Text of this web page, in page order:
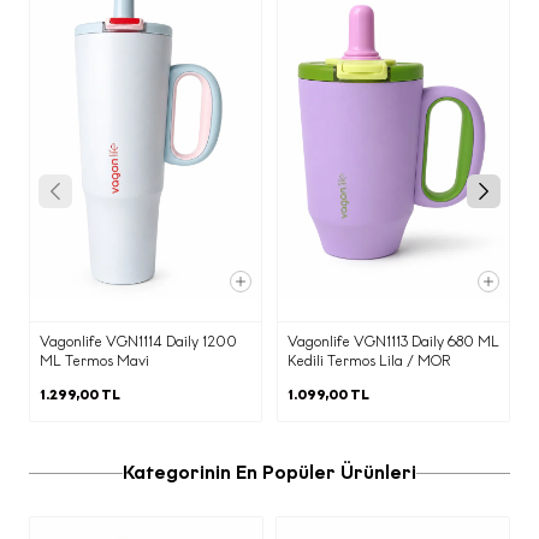
Vagonlife VGN1114 Daily 1200
ML Termos Mavi
1.299,00 TL
Vagonlife VGN1113 Daily 680 ML
Kedili Termos Lila / MOR
1.099,00 TL
Kategorinin En Popüler Ürünleri
Siz değerli çevrimiçi ziyaretçilerimize
reklam ve pazarlama amaçlı iletilerin
gönderilmesi kapsamında e-postanızı
paylaşmanız ile elde edilen kişisel
verileriniz aşağıda belirtilen amaçlar
kapsamında işlenmektedir.
Ürün/hizmet pazarlama süreçlerinin
yürütülmesi, Ecrou ürünleri ve güncel
haberler hakkında tarafınıza bilgi
promosyon çalışmalarının yürütülmesi,
etkinlik davetlerimizin iletilmesi,